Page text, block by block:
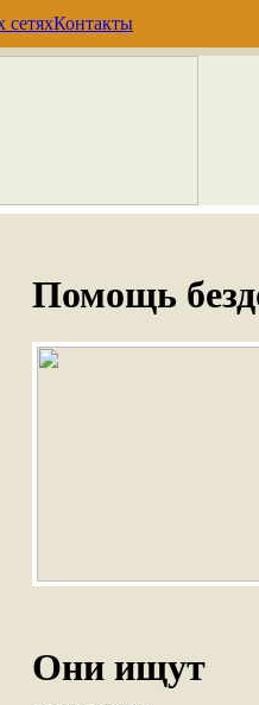
Контакты
Помощь
Они ищут